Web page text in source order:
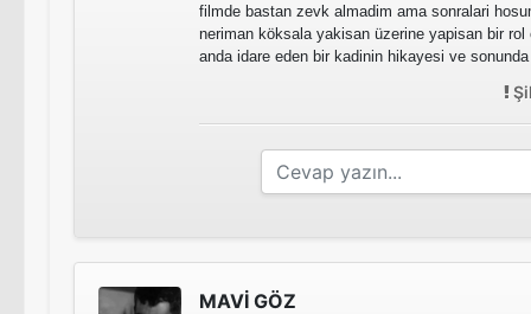
filmde bastan zevk almadim ama sonralari
neriman köksala yakisan üzerine yapisan bir
anda idare eden bir kadinin hikayesi ve
MAVİ GÖZ